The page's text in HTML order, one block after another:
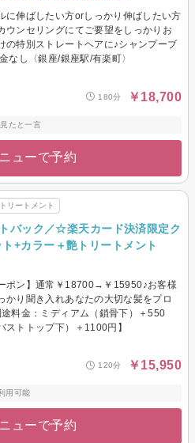
に伸ばしたい方orしっかり伸ばしたい方
ウンセリングにてご要望をしっかりお
の特別ストレートヘアに♪シャンプーブ
なし〈銀座/銀座駅/有楽町〉
180分 ￥18,700
たと一言
ューで予約
トリートメント
バック／☆楽天カード決済限定ク
+カラー＋艶トリートメント
ポン】通常￥18700→￥15950♪お客様
かり聞き入れあなたの大切な髪をプロ
料金：ミディアム（鎖骨下）＋550
ストトップ下）＋1100円】
120分 ￥15,950
用可能
ューで予約